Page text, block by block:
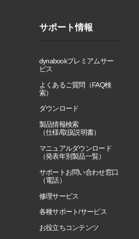
サポート情報
dynabookプレミアムサー
ビス
よくあるご質問（FAQ検
索）
ダウンロード
製品情報検索
（仕様/取扱説明書）
マニュアルダウンロード
（発表年別製品一覧）
サポートお問い合わせ窓口
（電話）
修理サービス
各種サポート/サービス
お役立ちコンテンツ